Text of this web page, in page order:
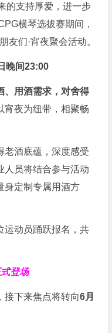
的支持厚爱，进一步
横琴选拔赛期间，
友们·宵夜聚会活动。
晚间23:00
、用酒需求，对舍得
宵夜为纽带，相聚畅
老酒底蕴，深度感受
人员将结合参与活动
身定制专属用酒方
运动员踊跃报名，共
登场
接下来焦点将转向6月